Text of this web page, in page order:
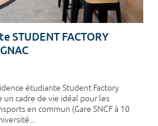
STUDENT FACTORY
étudiante Student Factory
un cadre de vie idéal pour les
en commun (Gare SNCF à 10